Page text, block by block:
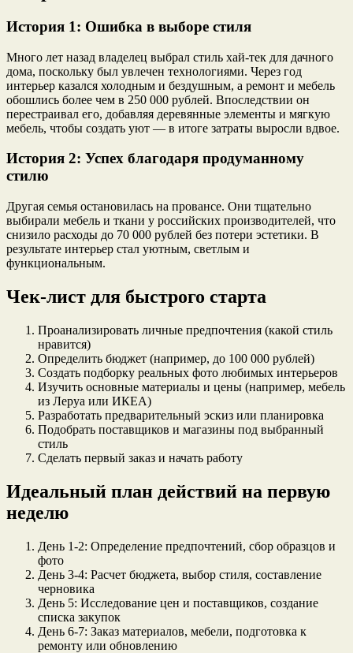
История 1: Ошибка в выборе стиля
Много лет назад владелец выбрал стиль хай-тек для дачного
дома, поскольку был увлечен технологиями. Через год
интерьер казался холодным и бездушным, а ремонт и мебель
обошлись более чем в 250 000 рублей. Впоследствии он
перестраивал его, добавляя деревянные элементы и мягкую
мебель, чтобы создать уют — в итоге затраты выросли вдвое.
История 2: Успех благодаря продуманному
стилю
Другая семья остановилась на провансе. Они тщательно
выбирали мебель и ткани у российских производителей, что
снизило расходы до 70 000 рублей без потери эстетики. В
результате интерьер стал уютным, светлым и
функциональным.
Чек-лист для быстрого старта
Проанализировать личные предпочтения (какой стиль
нравится)
Определить бюджет (например, до 100 000 рублей)
Создать подборку реальных фото любимых интерьеров
Изучить основные материалы и цены (например, мебель
из Леруа или ИКЕА)
Разработать предварительный эскиз или планировка
Подобрать поставщиков и магазины под выбранный
стиль
Сделать первый заказ и начать работу
Идеальный план действий на первую
неделю
День 1-2: Определение предпочтений, сбор образцов и
фото
День 3-4: Расчет бюджета, выбор стиля, составление
черновика
День 5: Исследование цен и поставщиков, создание
списка закупок
День 6-7: Заказ материалов, мебели, подготовка к
ремонту или обновлению